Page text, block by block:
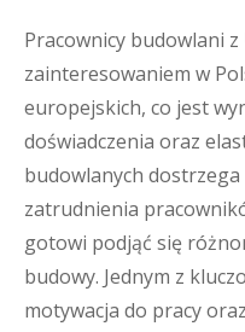
Pracownicy budowlani
zainteresowaniem w
europejskich, co jest
doświadczenia oraz
budowlanych dostrzega
zatrudnienia
gotowi podjąć się
budowy. Jednym z
motywacja do pracy